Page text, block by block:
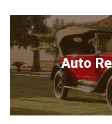
Auto